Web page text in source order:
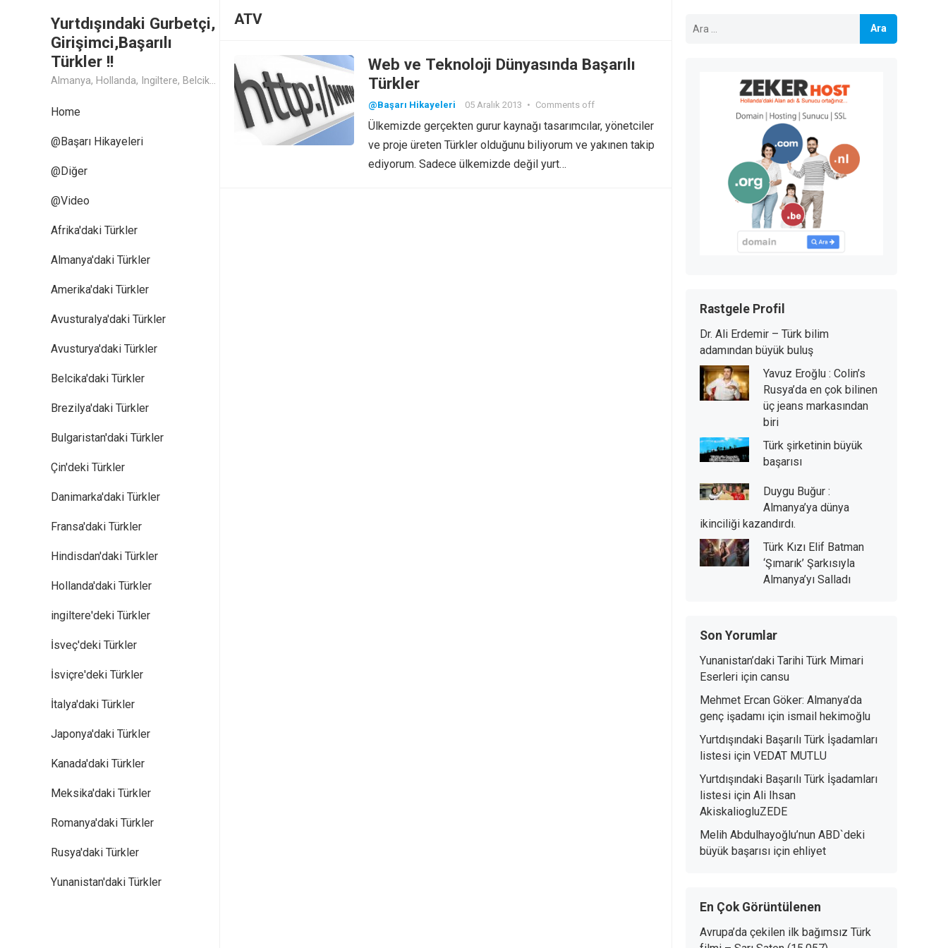
Yurtdışındaki Gurbetçi,
Girişimci,Başarılı
Türkler !!
Almanya, Hollanda, Ingiltere, Belcika, Fransa, Amerika, Cin, Rusya, Isvec, Isvicre, Yunanistan, Kanada, Avusturya Başarılı Muthis Türk lerin Hikaye ve Öykuleri, Turk Isadamlari, Turk Girisimciler, Avrupali Turkler
Home
@Başarı Hikayeleri
@Diğer
@Video
Afrika'daki Türkler
Almanya'daki Türkler
Amerika'daki Türkler
Avusturalya'daki Türkler
Avusturya'daki Türkler
Belcika'daki Türkler
Brezilya'daki Türkler
Bulgaristan'daki Türkler
Çin'deki Türkler
Danimarka'daki Türkler
Fransa'daki Türkler
Hindisdan'daki Türkler
Hollanda'daki Türkler
ingiltere'deki Türkler
İsveç'deki Türkler
İsviçre'deki Türkler
İtalya'daki Türkler
Japonya'daki Türkler
Kanada'daki Türkler
Meksika'daki Türkler
Romanya'daki Türkler
Rusya'daki Türkler
Yunanistan'daki Türkler
ATV
Web ve Teknoloji Dünyasında Başarılı
Türkler
@Başarı Hikayeleri 05 Aralık 2013 • Comments off
Ülkemizde gerçekten gurur kaynağı tasarımcılar, yönetciler
ve proje üreten Türkler olduğunu biliyorum ve yakınen takip
ediyorum. Sadece ülkemizde değil yurt…
Rastgele Profil
Dr. Ali Erdemir – Türk bilim
adamından büyük buluş
Yavuz Eroğlu : Colin’s
Rusya’da en çok bilinen
üç jeans markasından
biri
Türk şirketinin büyük
başarısı
Duygu Buğur :
Almanya’ya dünya
ikinciliği kazandırdı.
Türk Kızı Elif Batman
‘Şımarık’ Şarkısıyla
Almanya’yı Salladı
Son Yorumlar
Yunanistan’daki Tarihi Türk Mimari
Eserleri için cansu
Mehmet Ercan Göker: Almanya’da
genç işadamı için ismail hekimoğlu
Yurtdışındaki Başarılı Türk İşadamları
listesi için VEDAT MUTLU
Yurtdışındaki Başarılı Türk İşadamları
listesi için Ali Ihsan
AkiskaliogluZEDE
Melih Abdulhayoğlu’nun ABD`deki
büyük başarısı için ehliyet
En Çok Görüntülenen
Avrupa’da çekilen ilk bağımsız Türk